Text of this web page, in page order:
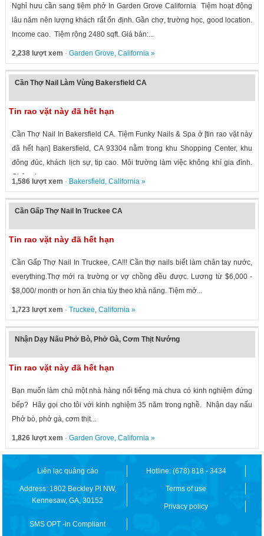
Nghỉ hưu cần sang tiệm phở In Garden Grove California Tiệm hoạt động
lâu năm nên lượng khách rất ổn định. Gần chợ, trường học, good location.
Income cao. Tiệm rộng 2480 sqft. Giá bán:...
2,238 lượt xem · Garden Grove, California»
Cần Thợ Nail Làm Vùng Bakersfield CA
Tin rao vặt này đã hết hạn
Cần Thợ Nail In Bakersfield CA. Tiệm Funky Nails & Spa ở [tin rao vặt này
đã hết hạn] Bakersfield, CA 93304 nằm trong khu Shopping Center, khu
đông đúc, khách lịch sự, tip cao. Môi trường làm việc không khí gia đình.
Chủ vui...
1,586 lượt xem · Bakersfield , California»
Cần Gấp Thợ Nail In Truckee CA
Tin rao vặt này đã hết hạn
Cần Gấp Thợ Nail In Truckee, CA!!! Cần thợ nails biết làm chân tay nước,
everything.Thợ mới ra trường or vợ chồng đều được. Lương từ $6,000 -
$8,000/ month or hơn ăn chia tùy theo khả năng. Tiệm mở...
1,723 lượt xem · Truckee, California»
Nhận Dạy Nấu Phở Bò, Phở Gà, Cơm Thịt Nướng
Tin rao vặt này đã hết hạn
Bạn muốn làm chủ một nhà hàng nổi tiếng mà chưa có kinh nghiệm đứng
bếp? Hãy gọi cho tôi với kinh nghiệm 35 năm trong nghề. Nhận dạy nấu
Phở bò, phở gà, cơm thịt...
1,826 lượt xem · Garden Grove, California»
Liên lạc quảng cáo Hotline: (678) 818 - 3434
Address: 1802 Beckley Pl NW,
Kennesaw, GA, 30152
Terms of use
Privacy policy
SMS OPT -in Compliant